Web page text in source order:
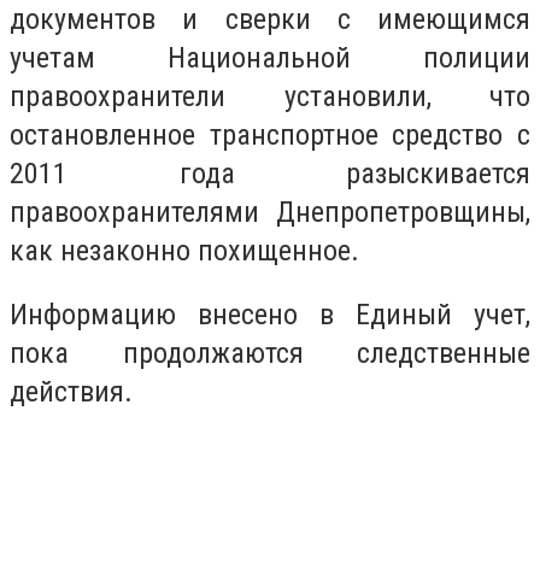
документов и сверки с имеющимся
учетам Национальной полиции
правоохранители установили, что
остановленное транспортное средство с
2011 года разыскивается
правоохранителями Днепропетровщины,
как незаконно похищенное.
Информацию внесено в Единый учет,
пока продолжаются следственные
действия.